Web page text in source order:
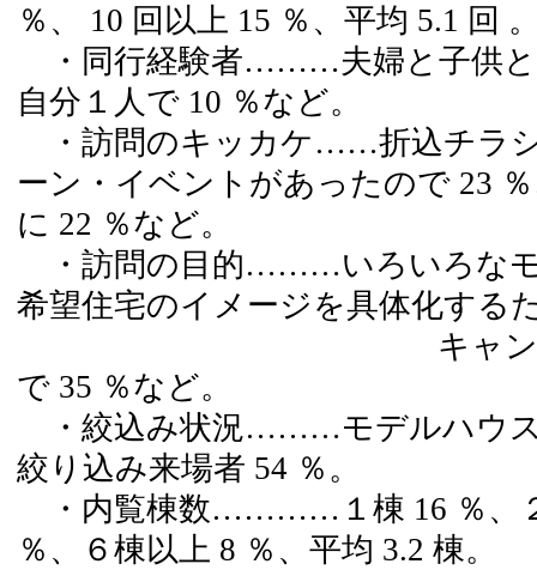
％、 10 回以上 15 ％、平均 5.1 回
・同行経験者………夫婦と子供と
自分１人で 10 ％など。
・訪問のキッカケ……折込チラ
ーン・イベントがあったので 23
に 22 ％など。
・訪問の目的………いろいろなモ
希望住宅のイメージを具体化する
キャンペーン・イ
で 35 ％など。
・絞込み状況………モデルハウス
絞り込み来場者 54 ％。
・内覧棟数…………１棟 16 ％、２
％、６棟以上 8 ％、平均 3.2 棟。